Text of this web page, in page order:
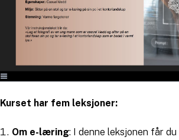
Kurset har fem leksjoner:
Om e-læring: I denne leksjonen får